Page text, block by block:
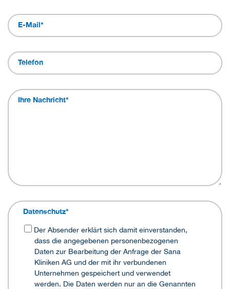
E-Mail*
Telefon
Ihre Nachricht*
Datenschutz*
dass die angegebenen personenbezogenen
Daten zur Bearbeitung der Anfrage der Sana
Kliniken AG und der mit ihr verbundenen
Unternehmen gespeichert und verwendet
werden. Die Daten werden nur an die Genannten